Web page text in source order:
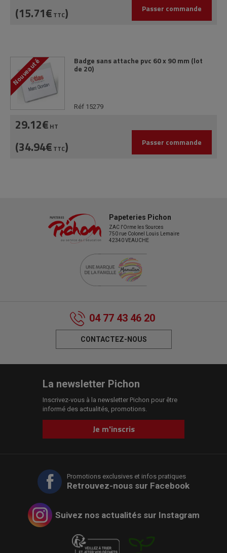
(15.71€ TTC) Passer commande
Nouveauté Badge sans attache pvc 60 x 90 mm (lot
de 20)
Réf 15279
29.12€ HT
(34.94€ TTC) Passer commande
Papeteries Pichon
ZAC l'Orme les Sources
750 rue Colonel Louis Lemaire
42340 VEAUCHE
04 77 43 46 20
CONTACTEZ-NOUS
La newsletter Pichon
Inscrivez-vous à la newsletter Pichon pour être
informé des actualités, promotions.
Je m'inscris
Promotions exclusives et infos pratiques
Retrouvez-nous sur Facebook
Suivez nos actualités sur Instagram